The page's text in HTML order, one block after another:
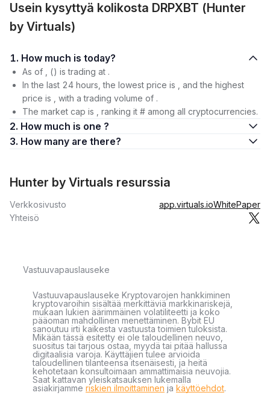
Usein kysyttyä kolikosta DRPXBT (Hunter
by Virtuals)
1. How much is today?
As of , () is trading at .
In the last 24 hours, the lowest price is , and the highest
price is , with a trading volume of .
The market cap is , ranking it # among all cryptocurrencies.
2. How much is one ?
3. How many are there?
Hunter by Virtuals resurssia
Verkkosivusto app.virtuals.ioWhitePaper
Yhteisö
Vastuuvapauslauseke
Vastuuvapauslauseke Kryptovarojen hankkiminen
kryptovaroihin sisältää merkittäviä markkinariskejä,
mukaan lukien äärimmäinen volatiliteetti ja koko
pääoman mahdollinen menettäminen. Bybit EU
sanoutuu irti kaikesta vastuusta toimien tuloksista.
Mikään tässä esitetty ei ole taloudellinen neuvo,
suositus tai tarjous ostaa, myydä tai pitää hallussa
digitaalisia varoja. Käyttäjien tulee arvioida
taloudellinen tilanteensa itsenäisesti, ja heitä
kehotetaan konsultoimaan ammattimaisia neuvojia.
Saat kattavan yleiskatsauksen lukemalla
asiakirjamme riskien ilmoittaminen ja käyttöehdot.